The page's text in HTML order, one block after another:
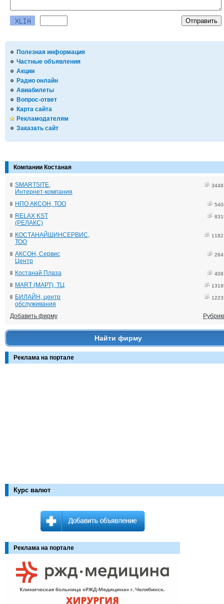
Полезная информация
Частные объявления
Акции
Радио онлайн
Авиабилеты
Вопрос-ответ
Карта сайта
Рекламодателям
Заказать сайт
Компании Костаная
SMARTSITE,
Интернет-компания
НПО АКСОН, ТОО
RELAX KST
(РЕЛАКС)
КОСТАНАЙШИНСЕРВИС,
ТОО
АКСОН, Сервис
Центр
Костанай Плаза
MART (МАРТ), ТЦ
БИЛАЙН, центр
обслуживания
Добавить фирму
Найти фирму
Реклама на портале
Курс валют
Реклама на портале